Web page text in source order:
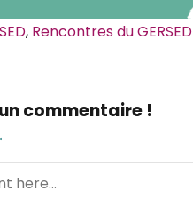
, Rencontres du GERSED
commentaire !